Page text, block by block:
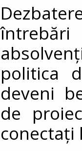
întrebări
politica
deveni
de
conectați